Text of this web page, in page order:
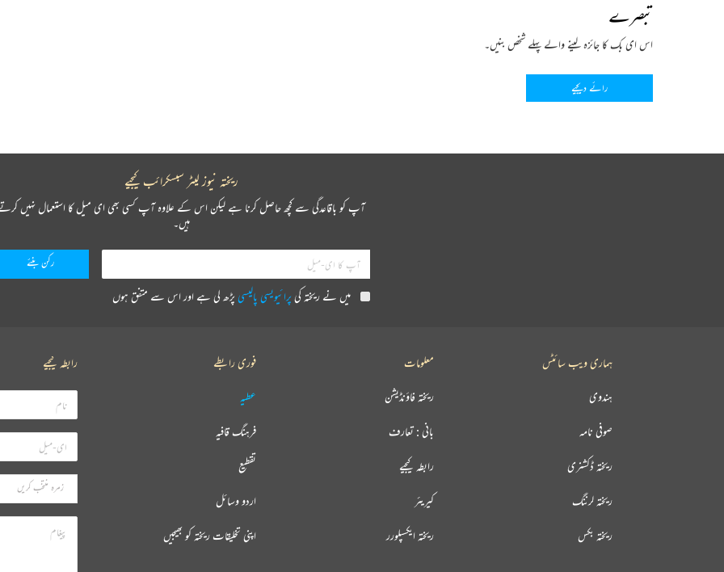
تبصرے
اس ای بک کا جائزہ لینے والے پہلے شخص بنیں۔
رائے دیجیے
ریختہ نیوز لیٹر سبسکرائب کیجیے
آپ کو باقاعدگی سے کچھ حاصل کرنا ہے لیکن اس کے علاوہ آپ کسی بھی ای میل کا استعمال نہیں
ہیں۔
میں نے ریختہ کیپرائیویسی پالیسیپڑھ لی ہے اور اس سے متفق ہوں
فوری رابطے
عطیہ
فرہنگ قافیہ
تقطیع
اردو وسائل
اپنی تخلیقات ریختہ کو بھیجیں
معلومات
ریختہ فاؤنڈیشن
بانی : تعارف
رابطہ کیجیے
کیریئر
ریختہ ایکسپلورر
ہماری ویب سائٹس
ہندوی
صوفی نامہ
ریختہ ڈکشنری
ریختہ لرننگ
ریختہ بکس
رابطہ کیجیے